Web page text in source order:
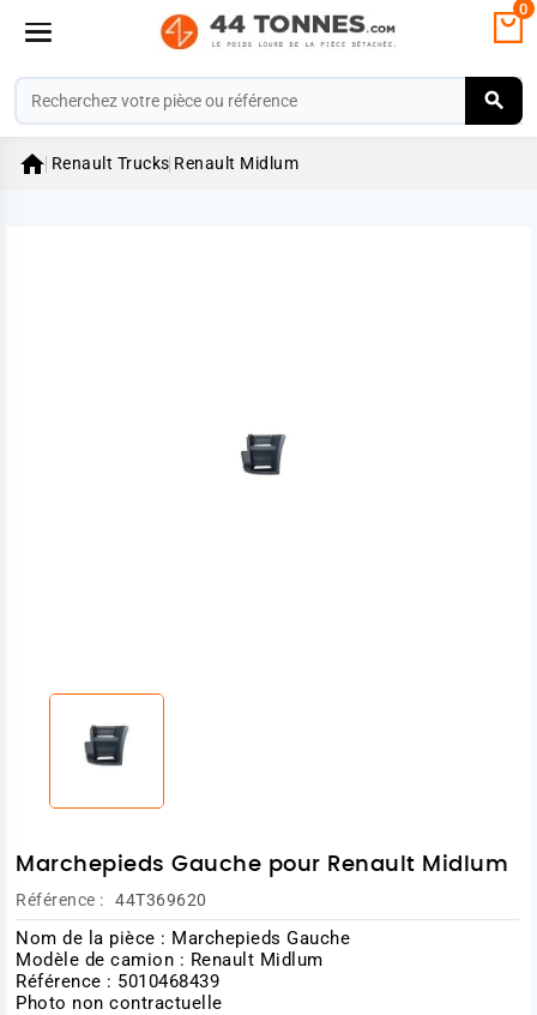
0
 Renault Trucks Renault Midlum
Marchepieds Gauche pour Renault Midlum
Référence : 44T369620
Nom de la pièce : Marchepieds Gauche
Modèle de camion : Renault Midlum
Référence : 5010468439
Photo non contractuelle